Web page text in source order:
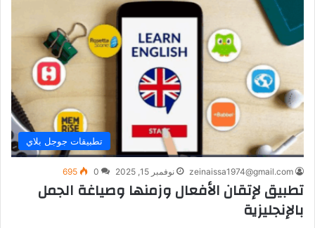
تطبيقات جوجل بلاي
zeinaissa1974@gmail.com نوفمبر 15, 2025 0
695
تطبيق لإتقان الأفعال وزمنها وصياغة الجمل
بالإنجليزية